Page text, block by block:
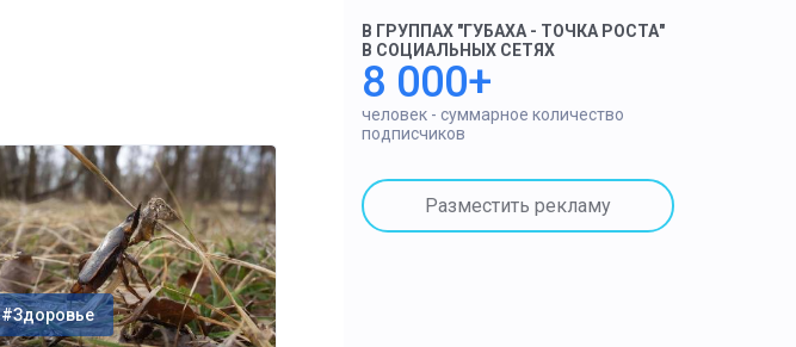
#Здоровье
В ГРУППАХ "ГУБАХА - ТОЧКА РОСТА"
В СОЦИАЛЬНЫХ СЕТЯХ
8 000+
человек - суммарное количество
подписчиков
Разместить рекламу